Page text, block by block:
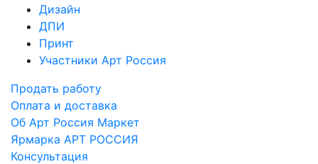
Дизайн
ДПИ
Принт
Участники Арт Россия
Продать работу
Оплата и доставка
Об Арт Россия Маркет
Ярмарка АРТ РОССИЯ
Консультация